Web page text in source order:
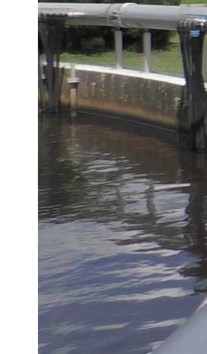
Brau Beviale
Hannover Messe
IFAT
Tausendwasser
Energieeffizienz & Nachhaltigkeit
Grüne Gebäude und
klimaresiliente Städte
21. Juli 2026